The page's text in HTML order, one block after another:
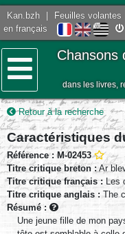
Kan.bzh Feuilles volantes
en français
Menu
Chansons
dans les livres,
Retour à la recherche
Caractéristiques
Référence : M-02453
Titre critique breton : Ar
Titre critique français : Les
Titre critique anglais : The
Résumé :
Une jeune fille de mon